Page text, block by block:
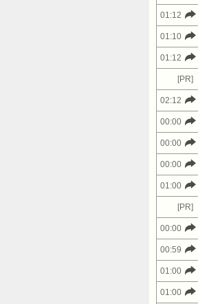
01:12
01:10
01:12
[PR]
02:12
00:00
00:00
00:00
01:00
[PR]
00:00
00:59
01:00
01:00